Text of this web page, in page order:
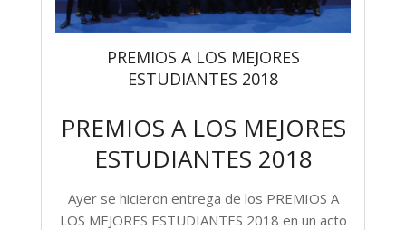
PREMIOS A LOS MEJORES
ESTUDIANTES 2018
PREMIOS A LOS MEJORES
ESTUDIANTES 2018
Ayer se hicieron entrega de los PREMIOS A
LOS MEJORES ESTUDIANTES 2018 en un acto